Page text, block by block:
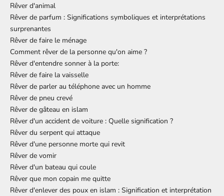
Rêver d'animal
Rêver de parfum : Significations symboliques et interprétations
surprenantes
Rêver de faire le ménage
Comment rêver de la personne qu'on aime ?
Rêver d'entendre sonner à la porte:
Rêver de faire la vaisselle
Rêver de parler au téléphone avec un homme
Rêver de pneu crevé
Rêver de gâteau en islam
Rêver d'un accident de voiture : Quelle signification ?
Rêver du serpent qui attaque
Rêver d'une personne morte qui revit
Rêver de vomir
Rêver d'un bateau qui coule
Rêver que mon copain me quitte
Rêver d'enlever des poux en islam : Signification et interprétation